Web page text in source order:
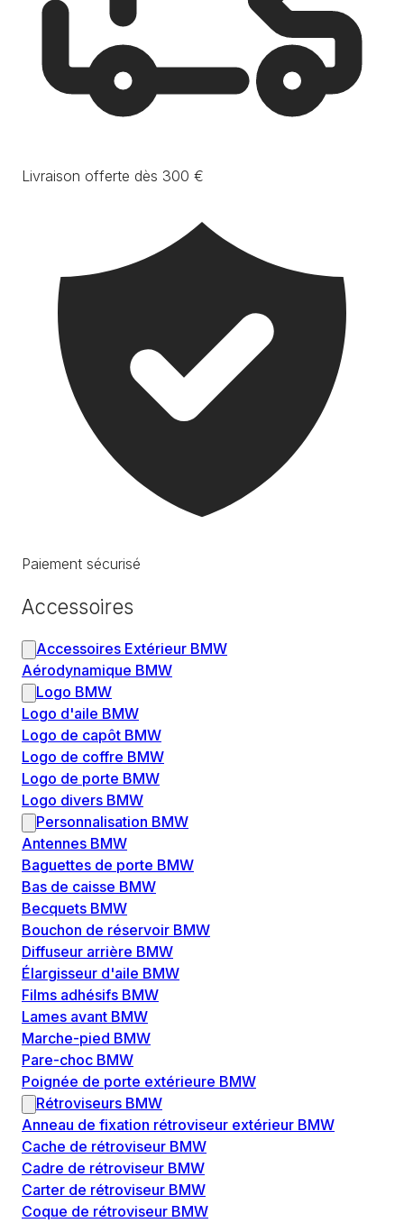
Livraison offerte dès 300 €
Paiement sécurisé
Accessoires
Accessoires Extérieur BMW
Aérodynamique BMW
Logo BMW
Logo d'aile BMW
Logo de capôt BMW
Logo de coffre BMW
Logo de porte BMW
Logo divers BMW
Personnalisation BMW
Antennes BMW
Baguettes de porte BMW
Bas de caisse BMW
Becquets BMW
Bouchon de réservoir BMW
Diffuseur arrière BMW
Élargisseur d'aile BMW
Films adhésifs BMW
Lames avant BMW
Marche-pied BMW
Pare-choc BMW
Poignée de porte extérieure BMW
Rétroviseurs BMW
Anneau de fixation rétroviseur extérieur BMW
Cache de rétroviseur BMW
Cadre de rétroviseur BMW
Carter de rétroviseur BMW
Coque de rétroviseur BMW